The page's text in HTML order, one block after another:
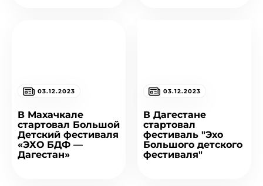
03.12.2023
В Махачкале
стартовал Большой
Детский фестиваля
«ЭХО БДФ —
Дагестан»
03.12.2023
В Дагестане
стартовал
фестиваль "Эхо
Большого детского
фестиваля"